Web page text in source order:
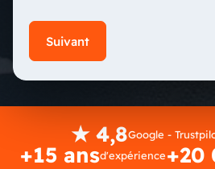
★ 4,8Google -
+15 ansd'expérience+20